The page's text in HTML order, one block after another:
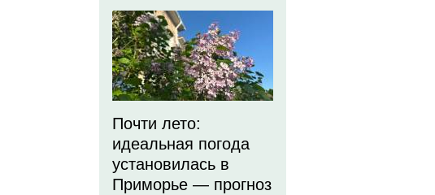
Почти лето:
идеальная погода
установилась в
Приморье — прогноз